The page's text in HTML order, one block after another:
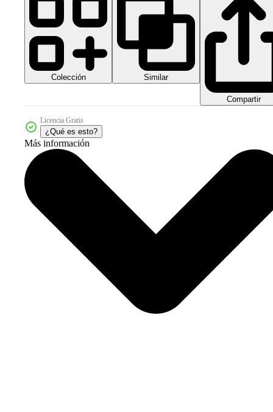
Colección Similar
Compartir
Licencia Gratis
¿Qué es esto?
Más información